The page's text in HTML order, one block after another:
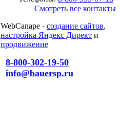
Смотреть все контакты
WebCanape - создание сайтов,
настройка Яндекс Директ и
продвижение
8-800-302-19-50
info@bauersp.ru